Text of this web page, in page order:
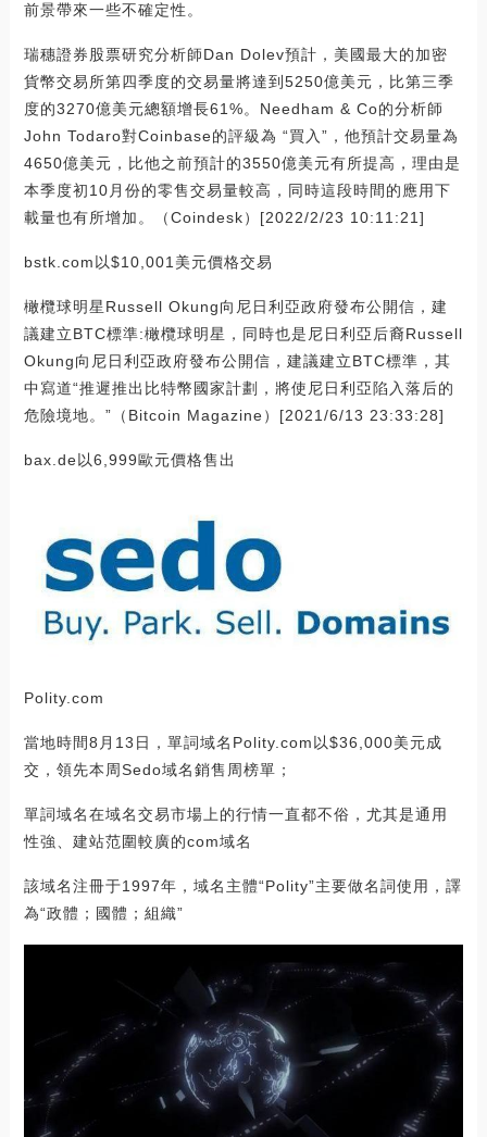
前景帶來一些不確定性。
瑞穗證券股票研究分析師Dan Dolev預計，美國最大的加密
貨幣交易所第四季度的交易量將達到5250億美元，比第三季
度的3270億美元總額增長61%。Needham & Co的分析師
John Todaro對Coinbase的評級為 “買入”，他預計交易量為
4650億美元，比他之前預計的3550億美元有所提高，理由是
本季度初10月份的零售交易量較高，同時這段時間的應用下
載量也有所增加。（Coindesk）[2022/2/23 10:11:21]
bstk.com以$10,001美元價格交易
橄欖球明星Russell Okung向尼日利亞政府發布公開信，建
議建立BTC標準:橄欖球明星，同時也是尼日利亞后裔Russell
Okung向尼日利亞政府發布公開信，建議建立BTC標準，其
中寫道“推遲推出比特幣國家計劃，將使尼日利亞陷入落后的
危險境地。”（Bitcoin Magazine）[2021/6/13 23:33:28]
bax.de以6,999歐元價格售出
Polity.com
當地時間8月13日，單詞域名Polity.com以$36,000美元成
交，領先本周Sedo域名銷售周榜單；
單詞域名在域名交易市場上的行情一直都不俗，尤其是通用
性強、建站范圍較廣的com域名
該域名注冊于1997年，域名主體“Polity”主要做名詞使用，譯
為“政體；國體；組織”